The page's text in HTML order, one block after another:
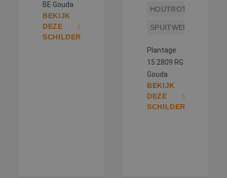
BE Gouda
BEKIJK
DEZE
SCHILDER
HOUTROTREPARATIE
SPUITWERK
Plantage
15 2809 RG
Gouda
BEKIJK
DEZE
SCHILDER